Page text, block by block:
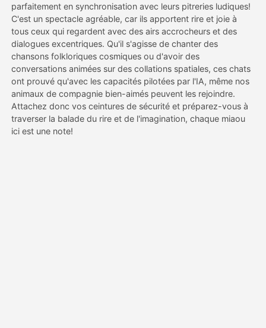
API
parfaitement en synchronisation avec leurs pitreries ludiques!
C'est un spectacle agréable, car ils apportent rire et joie à
tous ceux qui regardent avec des airs accrocheurs et des
dialogues excentriques. Qu'il s'agisse de chanter des
chansons folkloriques cosmiques ou d'avoir des
conversations animées sur des collations spatiales, ces chats
ont prouvé qu'avec les capacités pilotées par l'IA, même nos
animaux de compagnie bien-aimés peuvent les rejoindre.
Attachez donc vos ceintures de sécurité et préparez-vous à
traverser la balade du rire et de l'imagination, chaque miaou
ici est une note!